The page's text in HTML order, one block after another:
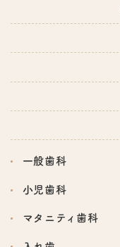
一般歯科
小児歯科
マタニティ歯科